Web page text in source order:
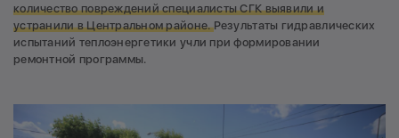
количество повреждений специалисты СГК выявили и
устранили в Центральном районе.Результаты гидравлических
испытаний теплоэнергетики учли при формировании
ремонтной программы.